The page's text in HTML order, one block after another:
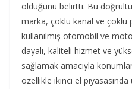
olduğunu belirtti. Bu
marka, çoklu kanal ve çoklu
kullanılmış otomobil ve
dayalı, kaliteli hizmet ve
sağlamak amacıyla
özellikle ikinci el